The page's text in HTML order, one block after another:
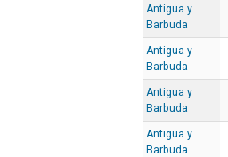
Antigua y
Barbuda
Antigua y
Barbuda
Antigua y
Barbuda
Antigua y
Barbuda